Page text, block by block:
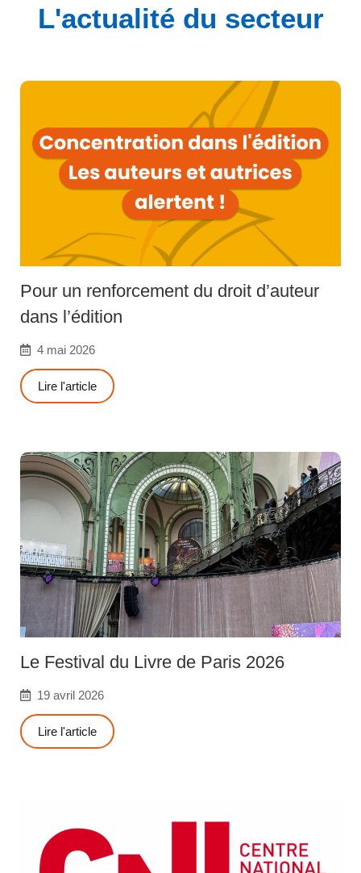
L'actualité du secteur
Pour un renforcement du droit d’auteur
dans l’édition
4 mai 2026
Lire l'article
Le Festival du Livre de Paris 2026
19 avril 2026
Lire l'article